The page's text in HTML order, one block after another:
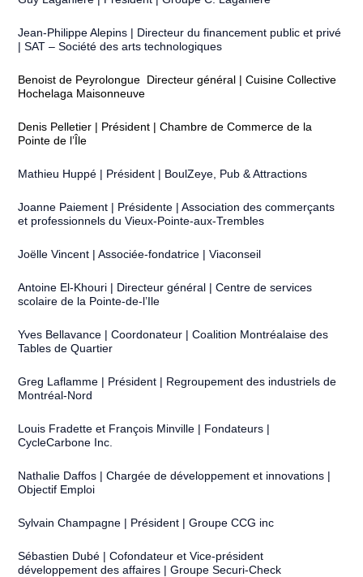
Jean-Philippe Alepins | Directeur du financement public et privé
| SAT – Société des arts technologiques
Benoist de Peyrolongue Directeur général | Cuisine Collective
Hochelaga Maisonneuve
Denis Pelletier | Président | Chambre de Commerce de la
Pointe de l’Île
Mathieu Huppé | Président | BoulZeye, Pub & Attractions
Joanne Paiement | Présidente | Association des commerçants
et professionnels du Vieux-Pointe-aux-Trembles
Joëlle Vincent | Associée-fondatrice | Viaconseil
Antoine El-Khouri | Directeur général | Centre de services
scolaire de la Pointe-de-l’Ile
Yves Bellavance | Coordonateur | Coalition Montréalaise des
Tables de Quartier
Greg Laflamme | Président | Regroupement des industriels de
Montréal-Nord
Louis Fradette et François Minville | Fondateurs |
CycleCarbone Inc.
Nathalie Daffos | Chargée de développement et innovations |
Objectif Emploi
Sylvain Champagne | Président | Groupe CCG inc
Sébastien Dubé | Cofondateur et Vice-président
développement des affaires | Groupe Securi-Check